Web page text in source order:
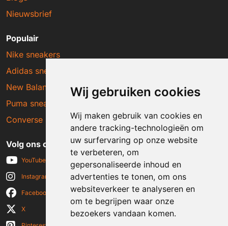
Wij gebruiken cookies
Wij maken gebruik van cookies en
andere tracking-technologieën om
uw surfervaring op onze website
te verbeteren, om
gepersonaliseerde inhoud en
advertenties te tonen, om ons
websiteverkeer te analyseren en
om te begrijpen waar onze
bezoekers vandaan komen.
Nieuwsbrief
Populair
Nike sneakers
Adidas sneakers
New Balance sneakers
Puma sneakers
Converse sneakers
Volg ons op social media
YouTube
Instagram
Facebook
X